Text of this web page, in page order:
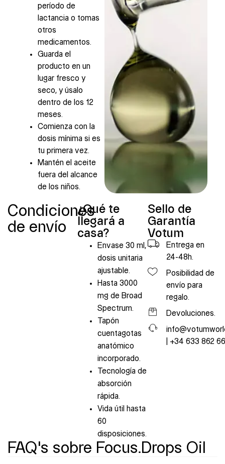
período de
lactancia o tomas
otros
medicamentos.
Guarda el
producto en un
lugar fresco y
seco, y úsalo
dentro de los 12
meses.
Comienza con la
dosis mínima si es
tu primera vez.
Mantén el aceite
fuera del alcance
de los niños.
Condiciones
de envío
¿Qué te
llegará a
casa?
Envase 30 ml,
dosis unitaria
ajustable.
Hasta 3000
mg de Broad
Spectrum.
Tapón
cuentagotas
anatómico
incorporado.
Tecnología de
absorción
rápida.
Vida útil hasta
60
disposiciones.
Sello de
Garantía
Votum
Entrega en
24-48h.
Posibilidad de
envío para
regalo.
Devoluciones.
| +34 633 862
FAQ's sobre Focus.Drops Oil